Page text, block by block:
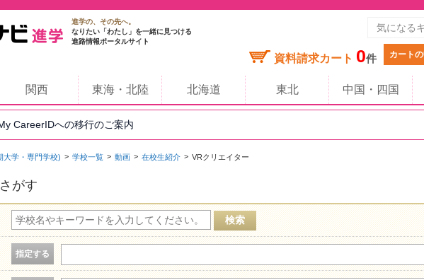
進学の、その先へ。
なりたい「わたし」を一緒に見つける
進路情報ポータルサイト
資料請求カート 0件 カート
関西 東海・北陸 北海道 東北 中国・四国
CareerIDへの移行のご案内
大学・専門学校) 学校一覧 動画 在校生紹介 VRクリエイター
がす
指定する